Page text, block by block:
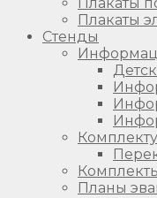
Плакаты
Стенды
Планы